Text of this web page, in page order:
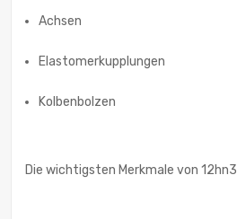
Achsen
Elastomerkupplungen
Kolbenbolzen
Die wichtigsten Merkmale von